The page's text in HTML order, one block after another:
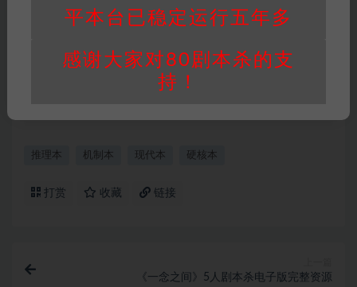
用。
问或购买使用引起的任何行为和纠纷，本站概不
承担任何责任。未经许可的【搬运】和【账号共
享】可能会被取消VIP，恕不另行通知！
推理本 机制本 现代本 硬核本
打赏 收藏 链接
《一念之间》5人剧本杀电子版完整资源
平本台已稳定运行五年多
感谢大家对80剧本杀的支
持！